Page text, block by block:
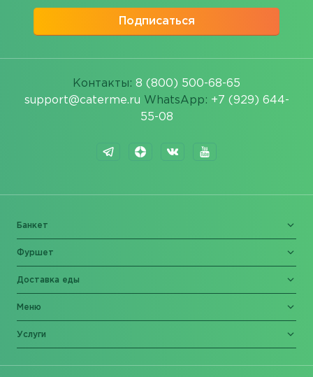
Подписаться
Контакты: 8 (800) 500-68-65
support@caterme.ru WhatsApp: +7 (929) 644-
55-08
Банкет
Фуршет
Доставка еды
Меню
Услуги